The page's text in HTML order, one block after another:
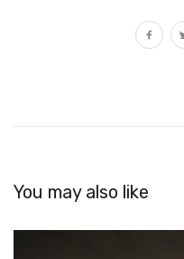
You may also like